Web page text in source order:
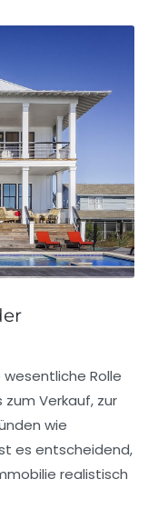
Rolle
zum Verkauf, zur
wie
es entscheidend,
realistisch